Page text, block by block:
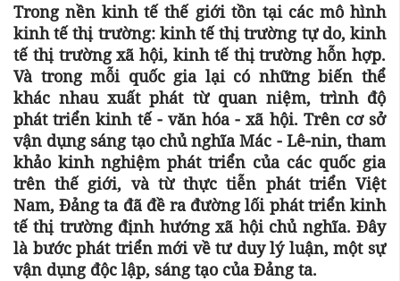
Trong nền kinh tế thế giới tồn tại các mô hình
kinh tế thị trường: kinh tế thị trường tự do, kinh
tế thị trường xã hội, kinh tế thị trường hỗn hợp.
Và trong mỗi quốc gia lại có những biến thể
khác nhau xuất phát từ quan niệm, trình độ
phát triển kinh tế - văn hóa - xã hội. Trên cơ sở
vận dụng sáng tạo chủ nghĩa Mác - Lê-nin, tham
khảo kinh nghiệm phát triển của các quốc gia
trên thế giới, và từ thực tiễn phát triển Việt
Nam, Đảng ta đã đề ra đường lối phát triển kinh
tế thị trường định hướng xã hội chủ nghĩa. Đây
là bước phát triển mới về tư duy lý luận, một sự
vận dụng độc lập, sáng tạo của Đảng ta.